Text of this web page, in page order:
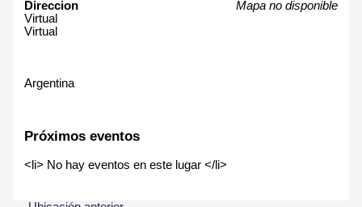
Mapa no disponible
Direccion
Virtual
Virtual
Argentina
Próximos eventos
<li> No hay eventos en este lugar </li>